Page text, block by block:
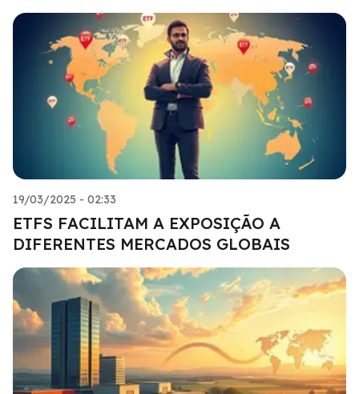
19/03/2025 - 02:33
ETFS FACILITAM A EXPOSIÇÃO A
DIFERENTES MERCADOS GLOBAIS